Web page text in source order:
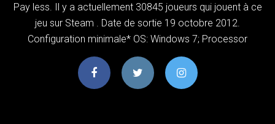
Pay less. Il y a actuellement 30845 joueurs qui jouent à ce
jeu sur Steam . Date de sortie 19 octobre 2012.
Configuration minimale* OS: Windows 7; Processor